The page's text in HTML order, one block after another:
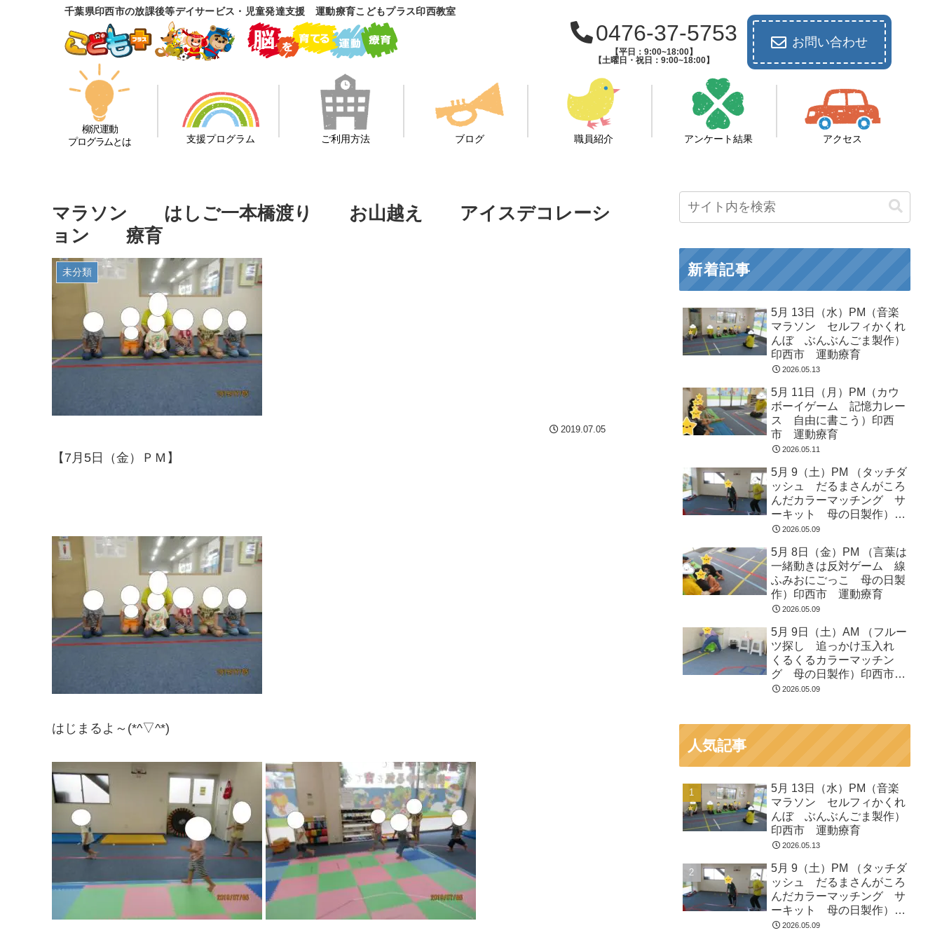
千葉県印西市の放課後等デイサービス・児童発達支援 運動療育こどもプラス印西教室
0476-37-5753
【平日：9:00~18:00】
【土曜日・祝日：9:00~18:00】
お問い合わせ
柳沢運動
プログラムとは
支援プログラム ご利用方法 ブログ 職員紹介 アンケート結果 アクセス
マラソン はしご一本橋渡り お山越え アイスデコレーシ
ョン 療育
未分類
2019.07.05
【7月5日（金）ＰＭ】
はじまるよ～(*^▽^*)
新着記事
5月 13日（水）PM（音楽
マラソン セルフィかくれ
んぼ ぶんぶんごま製作）
印西市 運動療育
2026.05.13
5月 11日（月）PM（カウ
ボーイゲーム 記憶力レー
ス 自由に書こう）印西
市 運動療育
2026.05.11
5月 9（土）PM （タッチダ
ッシュ だるまさんがころ
んだカラーマッチング サ
ーキット 母の日製作）印
西市 運動療育
2026.05.09
5月 8日（金）PM （言葉は
一緒動きは反対ゲーム 線
ふみおにごっこ 母の日製
作）印西市 運動療育
2026.05.09
5月 9日（土）AM （フルー
ツ探し 追っかけ玉入れ
くるくるカラーマッチン
グ 母の日製作）印西市
運動療育
2026.05.09
人気記事
5月 13日（水）PM（音楽
マラソン セルフィかくれ
んぼ ぶんぶんごま製作）
印西市 運動療育
2026.05.13
5月 9（土）PM （タッチダ
ッシュ だるまさんがころ
んだカラーマッチング サ
ーキット 母の日製作）印
西市 運動療育
2026.05.09